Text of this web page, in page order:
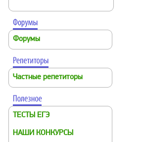
Форумы
Частные репетиторы
ТЕСТЫ ЕГЭ
НАШИ КОНКУРСЫ